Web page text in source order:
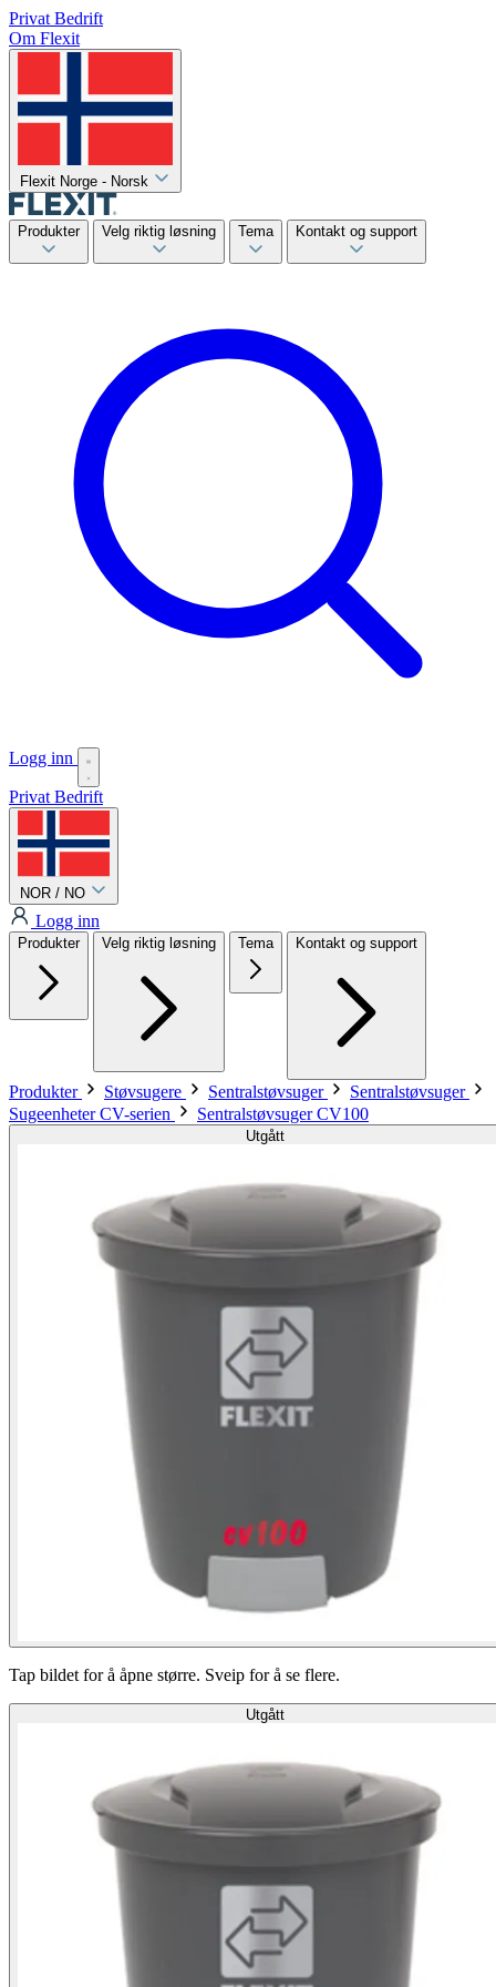
Privat Bedrift
Om Flexit
Flexit Norge - Norsk
Produkter Velg riktig løsning Tema Kontakt og support
Logg inn
Privat Bedrift
NOR / NO
Logg inn
Produkter Velg riktig løsning Tema Kontakt og support
Produkter Støvsugere Sentralstøvsuger
Sentralstøvsuger
Sugeenheter CV-serien
Sentralstøvsuger CV100
Utgått
Tap bildet for å åpne større. Sveip for å se flere.
Utgått